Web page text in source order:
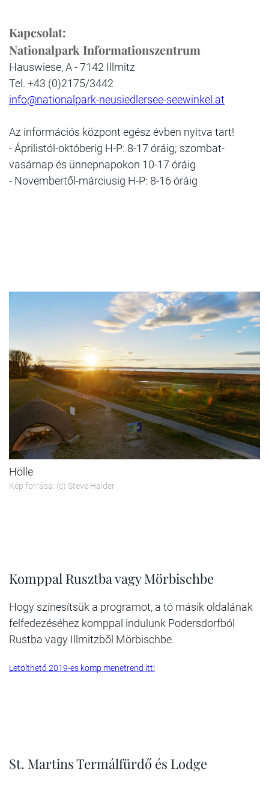
Kapcsolat:
Nationalpark Informationszentrum
Hauswiese, A - 7142 Illmitz
Tel. +43 (0)2175/3442
info@nationalpark-neusiedlersee-seewinkel.at
Az információs központ egész évben nyitva tart!
- Áprilistól-októberig H-P: 8-17 óráig; szombat-
vasárnap és ünnepnapokon 10-17 óráig
- Novembertől-márciusig H-P: 8-16 óráig
Hölle
Kép forrása: (c) Steve Haider
Komppal Rusztba vagy Mörbischbe
Hogy színesítsük a programot, a tó másik oldalának
felfedezéséhez komppal indulunk Podersdorfból
Rustba vagy Illmitzből Mörbischbe.
Letölthető 2019-es komp menetrend itt!
St. Martins Termálfürdő és Lodge